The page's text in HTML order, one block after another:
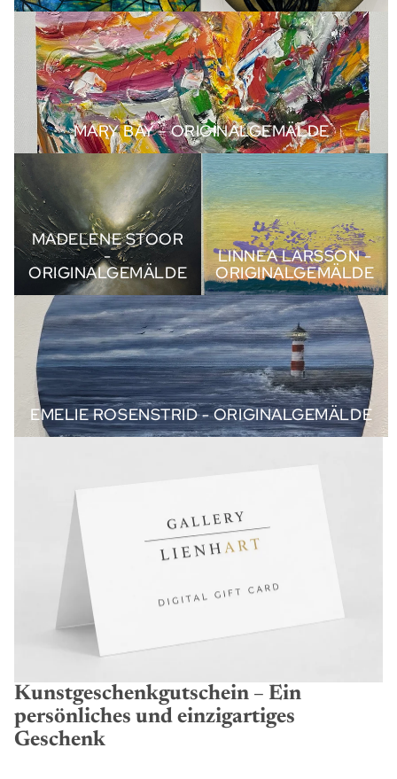
MARY BAY - Originalgemälde
MARY BAY - ORIGINALGEMÄLDE
MADELENE STOOR -
Originalgemälde
MADELENE STOOR
-
ORIGINALGEMÄLDE
LINNEA LARSSON -
Originalgemälde
LINNEA LARSSON -
ORIGINALGEMÄLDE
EMELIE ROSENSTRID - Originalgemälde
EMELIE ROSENSTRID - ORIGINALGEMÄLDE
Kunstgeschenkgutschein – Ein
persönliches und einzigartiges
Geschenk